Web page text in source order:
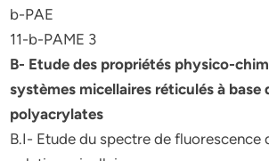
b-PAE
11-b-PAME 3
B- Etude des propriétés physico-
systèmes micellaires réticulés à base
polyacrylates
B.I- Etude du spectre de fluorescence